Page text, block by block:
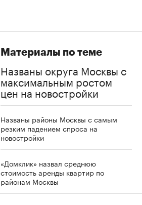
Материалы по теме
Названы округа Москвы с
максимальным ростом
цен на новостройки
Названы районы Москвы с самым
резким падением спроса на
новостройки
«Домклик» назвал среднюю
стоимость аренды квартир по
районам Москвы